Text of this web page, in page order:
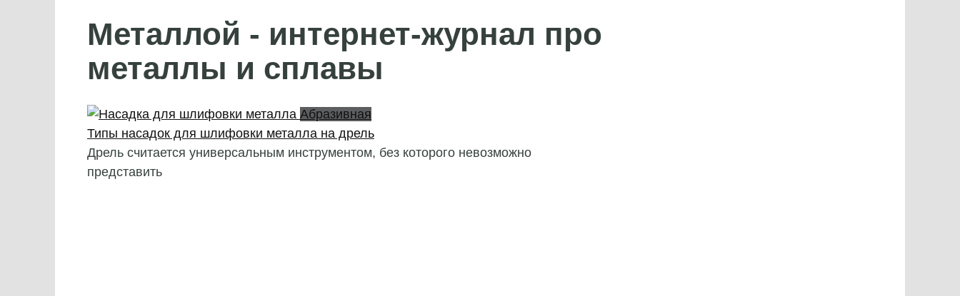
Металлой - интернет-журнал про
металлы и сплавы
Абразивная
Типы насадок для шлифовки металла на дрель
Дрель считается универсальным инструментом, без которого невозможно
представить